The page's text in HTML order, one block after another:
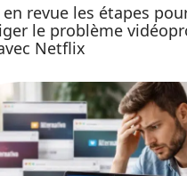
en revue les étapes
le problème
Netflix